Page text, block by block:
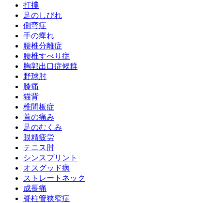
打撲
足のしびれ
側弯症
手の痺れ
腰椎分離症
腰椎すべり症
胸郭出口症候群
野球肘
膝痛
猫背
椎間板症
首の痛み
足のむくみ
眼精疲労
テニス肘
シンスプリント
オスグッド病
ストレートネック
成長痛
脊柱管狭窄症